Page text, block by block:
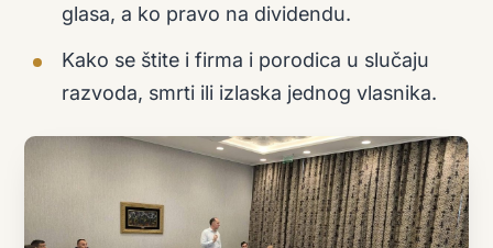
glasa, a ko pravo na dividendu.
Kako se štite i firma i porodica u slučaju
razvoda, smrti ili izlaska jednog vlasnika.